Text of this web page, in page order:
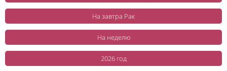
На завтра Рак
На неделю
2026 год